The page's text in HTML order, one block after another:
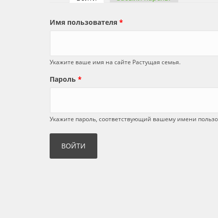
Имя пользователя *
Укажите ваше имя на сайте Растущая семья.
Пароль *
Укажите пароль, соответствующий вашему имени